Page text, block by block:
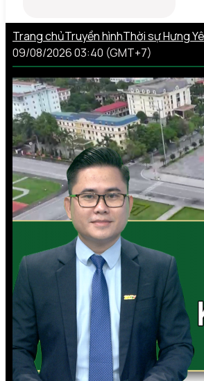
Trang chủTruyền hìnhThời sự Hưng
09/08/2026 03:40 (GMT+7)